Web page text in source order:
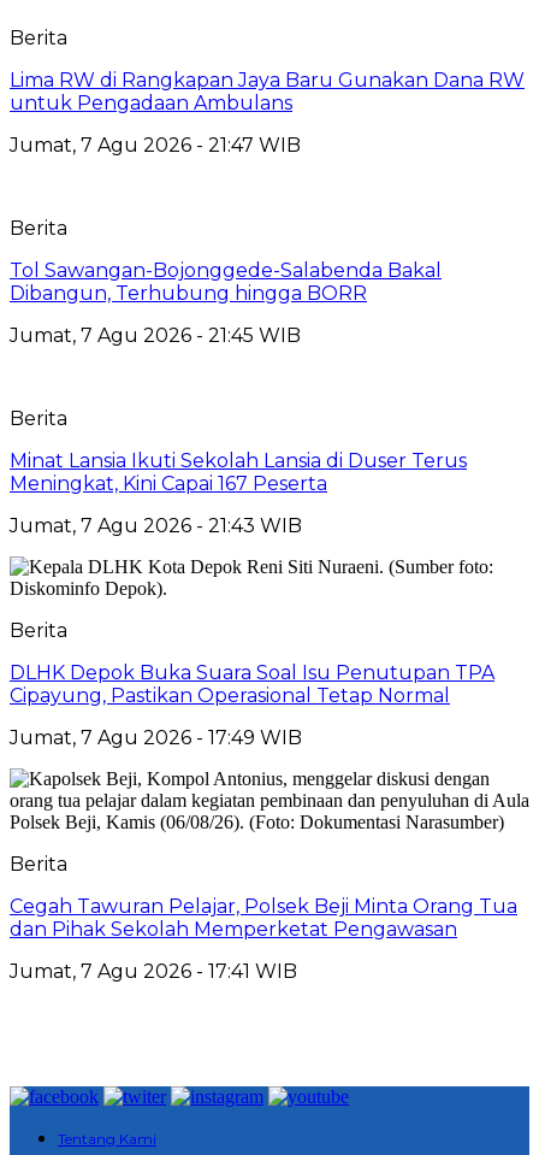
Berita
Lima RW di Rangkapan Jaya Baru Gunakan Dana RW
untuk Pengadaan Ambulans
Jumat, 7 Agu 2026 - 21:47 WIB
Berita
Tol Sawangan-Bojonggede-Salabenda Bakal
Dibangun, Terhubung hingga BORR
Jumat, 7 Agu 2026 - 21:45 WIB
Berita
Minat Lansia Ikuti Sekolah Lansia di Duser Terus
Meningkat, Kini Capai 167 Peserta
Jumat, 7 Agu 2026 - 21:43 WIB
Berita
DLHK Depok Buka Suara Soal Isu Penutupan TPA
Cipayung, Pastikan Operasional Tetap Normal
Jumat, 7 Agu 2026 - 17:49 WIB
Berita
Cegah Tawuran Pelajar, Polsek Beji Minta Orang Tua
dan Pihak Sekolah Memperketat Pengawasan
Jumat, 7 Agu 2026 - 17:41 WIB
Tentang Kami